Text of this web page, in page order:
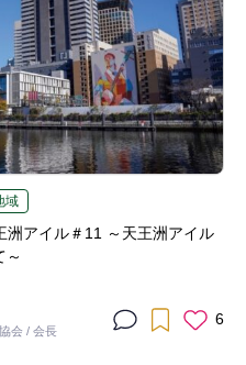
域
アイル＃11 ～天王洲アイル
～
会 / 会長
6